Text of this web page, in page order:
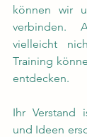
können wir
verbinden.
vielleicht
Training
entdecken.
Ihr Verstand
und Ideen